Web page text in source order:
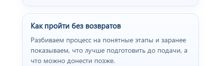
Как пройти без возвратов
Разбиваем процесс на понятные этапы и заранее
показываем, что лучше подготовить до подачи, а
что можно донести позже.